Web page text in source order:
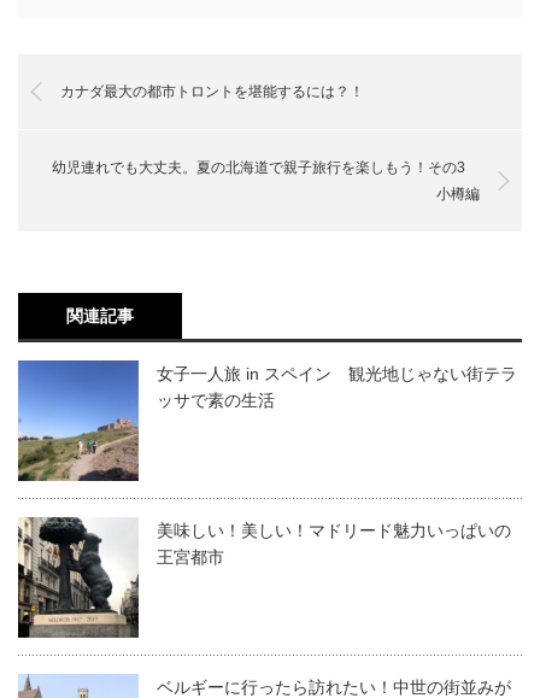
カナダ最大の都市トロントを堪能するには？！
幼児連れでも大丈夫。夏の北海道で親子旅行を楽しもう！その3
小樽編
関連記事
女子一人旅 in スペイン 観光地じゃない街テラ
ッサで素の生活
美味しい！美しい！マドリード魅力いっぱいの
王宮都市
ベルギーに行ったら訪れたい！中世の街並みが